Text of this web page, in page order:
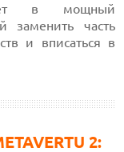
в мощный
заменить часть
и вписаться в
2: